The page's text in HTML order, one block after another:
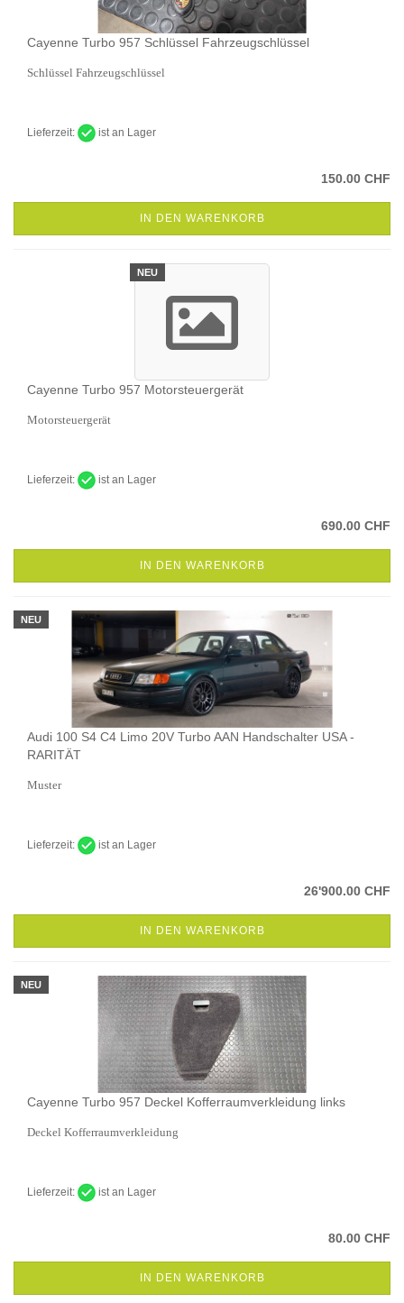
Cayenne Turbo 957 Schlüssel Fahrzeugschlüssel
Schlüssel Fahrzeugschlüssel
Lieferzeit: ist an Lager
150.00 CHF
IN DEN WARENKORB
NEU
Cayenne Turbo 957 Motorsteuergerät
Motorsteuergerät
Lieferzeit: ist an Lager
690.00 CHF
IN DEN WARENKORB
NEU
Audi 100 S4 C4 Limo 20V Turbo AAN Handschalter USA -
RARITÄT
Muster
Lieferzeit: ist an Lager
26'900.00 CHF
IN DEN WARENKORB
NEU
Cayenne Turbo 957 Deckel Kofferraumverkleidung links
Deckel Kofferraumverkleidung
Lieferzeit: ist an Lager
80.00 CHF
IN DEN WARENKORB